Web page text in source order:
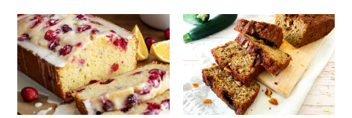
navigation
content
sidebar